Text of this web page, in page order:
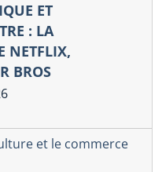
ET
: LA
NETFLIX,
BROS
et le commerce